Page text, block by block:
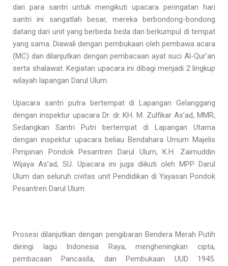
dari para santri untuk mengikuti upacara peringatan hari
santri ini sangatlah besar, mereka berbondong-bondong
datang dari unit yang berbeda beda dan berkumpul di tempat
yang sama. Diawali dengan pembukaan oleh pembawa acara
(MC) dan dilanjutkan dengan pembacaan ayat suci Al-Qur’an
serta shalawat. Kegiatan upacara ini dibagi menjadi 2 lingkup
wilayah lapangan Darul Ulum.
Upacara santri putra bertempat di Lapangan Gelanggang
dengan inspektur upacara Dr. dr. KH. M. Zulfikar As’ad, MMR,
Sedangkan Santri Putri bertempat di Lapangan Utama
dengan inspektur upacara beliau Bendahara Umum Majelis
Pimpinan Pondok Pesantren Darul Ulum, K.H. Zaimuddin
Wijaya As’ad, SU. Upacara ini juga diikuti oleh MPP Darul
Ulum dan seluruh civitas unit Pendidikan di Yayasan Pondok
Pesantren Darul Ulum.
Prosesi dilanjutkan dengan pengibaran Bendera Merah Putih
diiringi lagu Indonesia Raya, mengheningkan cipta,
pembacaan Pancasila, dan Pembukaan UUD 1945.